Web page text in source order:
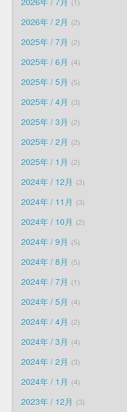
1
2026年 / 2月 2
2025年 / 7月 2
2025年 / 6月 4
2025年 / 5月 5
2025年 / 4月 3
2025年 / 3月 2
2025年 / 2月 2
2025年 / 1月 2
2024年 / 12月 3
2024年 / 11月 3
2024年 / 10月 2
2024年 / 9月 5
2024年 / 8月 5
2024年 / 7月 1
2024年 / 5月 4
2024年 / 4月 2
2024年 / 3月 4
2024年 / 2月 3
2024年 / 1月 4
2023年 / 12月 3